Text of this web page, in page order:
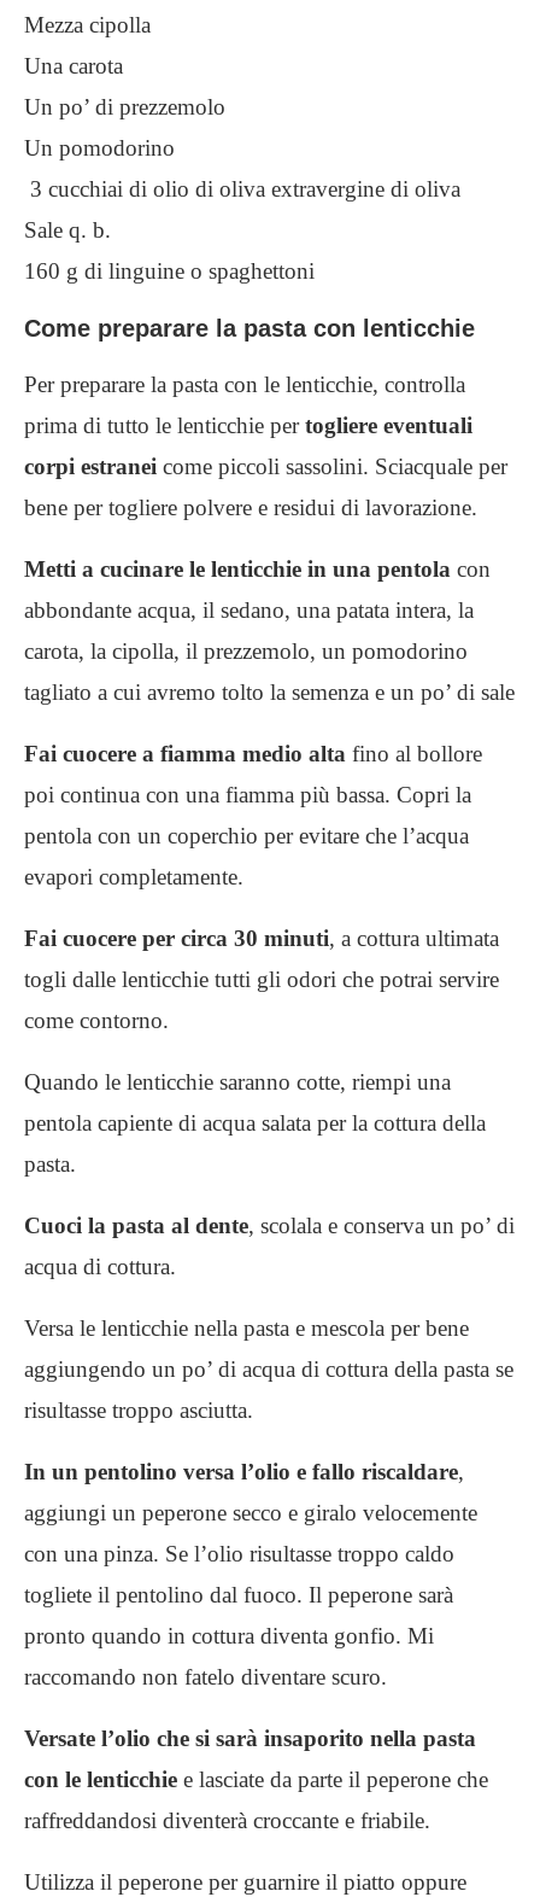
Mezza cipolla
Una carota
Un po’ di prezzemolo
Un pomodorino
3 cucchiai di olio di oliva extravergine di oliva
Sale q. b.
160 g di linguine o spaghettoni
Come preparare la pasta con lenticchie
Per preparare la pasta con le lenticchie, controlla
prima di tutto le lenticchie pertogliere eventuali
corpi estranei come piccoli sassolini. Sciacquale per
bene per togliere polvere e residui di lavorazione.
Metti a cucinare le lenticchie in una pentola con
abbondante acqua, il sedano, una patata intera, la
carota, la cipolla, il prezzemolo, un pomodorino
tagliato a cui avremo tolto la semenza e un po’ di sale
Fai cuocere a fiamma medio alta fino al bollore
poi continua con una fiamma più bassa. Copri la
pentola con un coperchio per evitare che l’acqua
evapori completamente.
Fai cuocere per circa 30 minuti, a cottura ultimata
togli dalle lenticchie tutti gli odori che potrai servire
come contorno.
Quando le lenticchie saranno cotte, riempi una
pentola capiente di acqua salata per la cottura della
pasta.
Cuoci la pasta al dente, scolala e conserva un po’ di
acqua di cottura.
Versa le lenticchie nella pasta e mescola per bene
aggiungendo un po’ di acqua di cottura della pasta se
risultasse troppo asciutta.
In un pentolino versa l’olio e fallo riscaldare,
aggiungi un peperone secco e giralo velocemente
con una pinza. Se l’olio risultasse troppo caldo
togliete il pentolino dal fuoco. Il peperone sarà
pronto quando in cottura diventa gonfio. Mi
raccomando non fatelo diventare scuro.
Versate l’olio che si sarà insaporito nella pasta
con le lenticchie e lasciate da parte il peperone che
raffreddandosi diventerà croccante e friabile.
Utilizza il peperone per guarnire il piatto oppure